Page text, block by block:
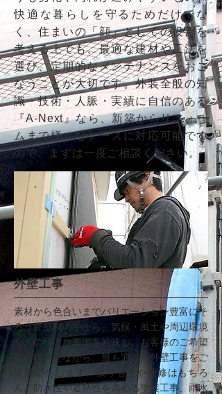
外壁工事
素材から色合いまでバリエーション豊富にそ
ろう外壁材の中から、気候・風土や周辺環境
などの様々な要因を吟味し、お客様のご希望
を反映させながら、最も適した外壁工事をご
提案いたします。張り替えや補修はもちろ
ん、防水性や遮熱性を高める塗装工事、雨水
快適な暮らしを守るためだけでな
く、住まいの「顔」としての役割を
考える上でも、最適な建材や工法を
選び、定期的なメンテナンスをおこ
なうことが大切です。外装全般の知
識・技術・人脈・実績に自信のある
『A-Next』なら、新築からリフォー
ムまで様々なケースに対応可能です
ので、まずは一度ご相談ください。